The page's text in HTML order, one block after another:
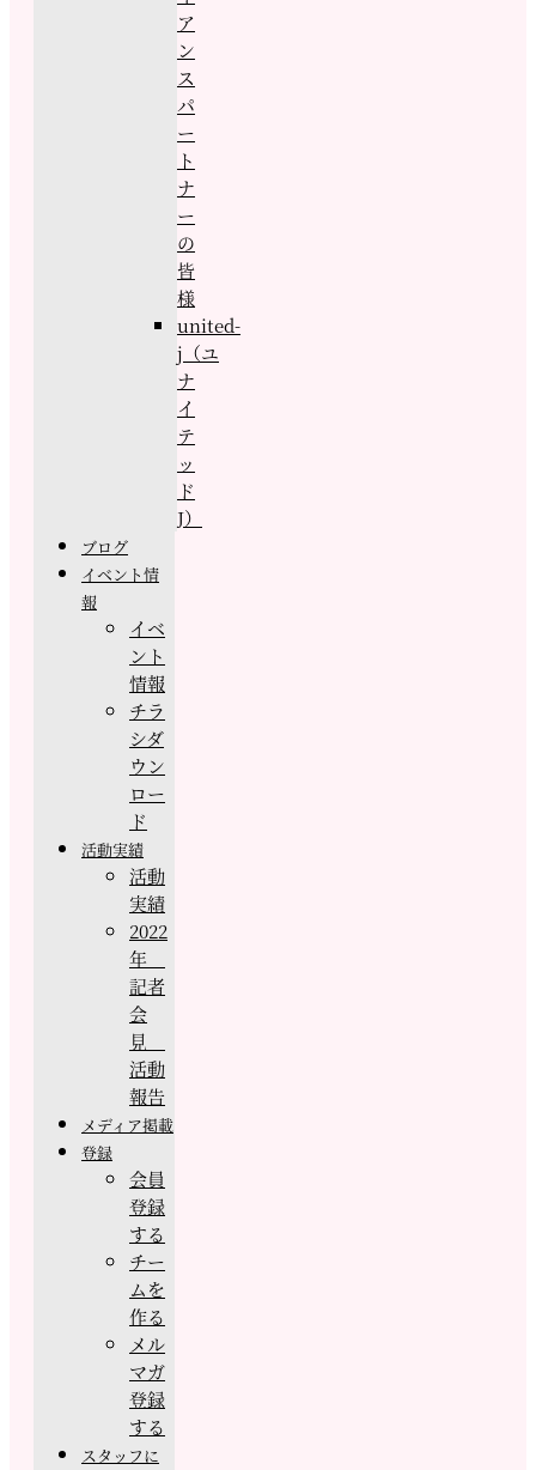
ア
ン
ス
パ
ー
ト
ナ
ー
の
皆
様
united-
j（ユ
ナ
イ
テ
ッ
ド
J）
ブログ
イベント情
報
イベ
ント
情報
チラ
シダ
ウン
ロー
ド
活動実績
活動
実績
2022
年
記者
会
見
活動
報告
メディア掲載
登録
会員
登録
する
チー
ムを
作る
メル
マガ
登録
する
スタッフに